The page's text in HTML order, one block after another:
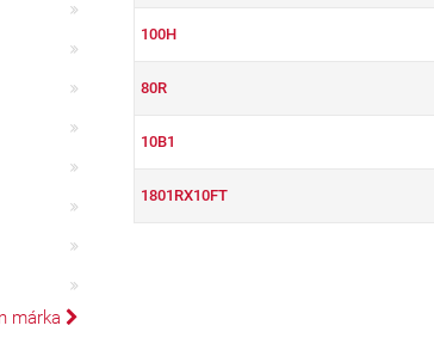
100H
80R
10B1
1801RX10FT
márka